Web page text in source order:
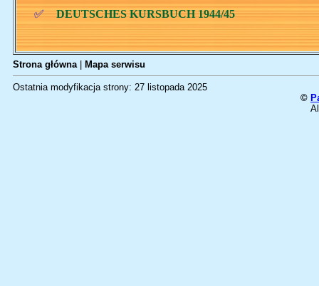
✅ DEUTSCHES KURSBUCH 1944/45
Strona główna| Mapa serwisu
Ostatnia modyfikacja strony: 27 listopada 2025
©